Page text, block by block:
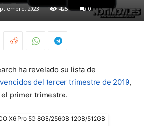
2023 425 0
ha revelado su lista de
del tercer trimestre de 2019,
el primer trimestre.